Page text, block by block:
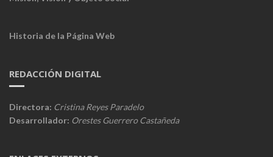
Historia de la Página Web
REDACCIÓN DIGITAL
Directora: Cristina Reyes Paradelo
Desarrollador: Orestes Guerrero Castañeda